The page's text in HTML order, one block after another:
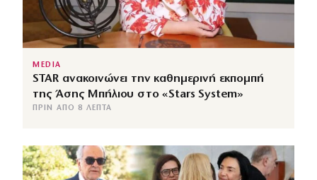
MEDIA
STAR ανακοινώνει την καθημερινή εκπομπή
της Άσης Μπήλιου στο «Stars System»
ΠΡΙΝ ΑΠΌ 8 ΛΕΠΤΆ